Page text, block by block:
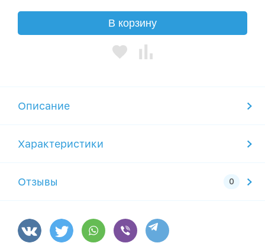
В корзину
Описание
Характеристики
Отзывы